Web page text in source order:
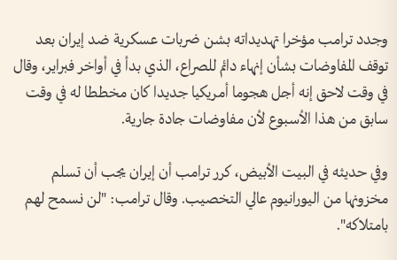
وجدد ترامب مؤخرا تهديداته بشن ضربات عسكرية ضد إيران بعد
توقف المفاوضات بشأن إنهاء دائم للصراع، الذي بدأ في أواخر فبراير، وقال
في وقت لاحق إنه أجل هجوما أمريكيا جديدا كان مخططا له في وقت
سابق من هذا الأسبوع لأن مفاوضات جادة جارية.
وفي حديثه في البيت الأبيض، كرر ترامب أن إيران يجب أن تسلم
مخزونها من اليورانيوم عالي التخصيب. وقال ترامب: "لن نسمح لهم
بامتلاكه".